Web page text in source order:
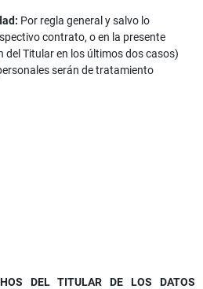
Por regla general y salvo lo
contrato, o en la presente
del Titular en los últimos dos casos)
serán de tratamiento
DEL TITULAR DE LOS DATOS